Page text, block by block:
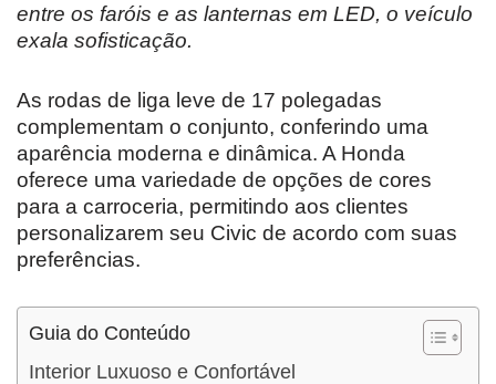
entre os faróis e as lanternas em LED, o veículo
exala sofisticação.
As rodas de liga leve de 17 polegadas
complementam o conjunto, conferindo uma
aparência moderna e dinâmica. A Honda
oferece uma variedade de opções de cores
para a carroceria, permitindo aos clientes
personalizarem seu Civic de acordo com suas
preferências.
Guia do Conteúdo
Interior Luxuoso e Confortável